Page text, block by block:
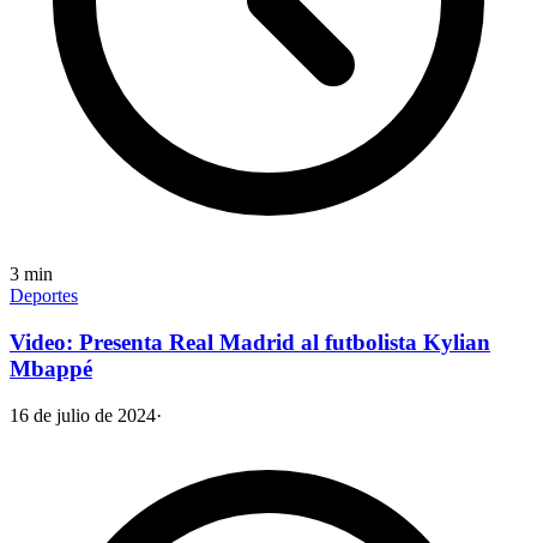
3 min
Deportes
Video: Presenta Real Madrid al futbolista Kylian
Mbappé
16 de julio de 2024·